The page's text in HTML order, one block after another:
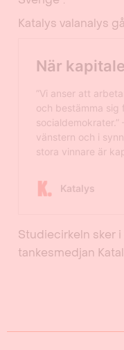
Katalys valanalys
Studiecirkeln sker
tankesmedjan